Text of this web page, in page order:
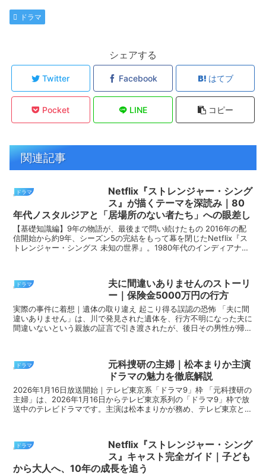
ドラマ
シェアする
Twitter Facebook はてブ
Pocket LINE コピー
関連記事
ドラマ
Netflix『ストレンジャー・シング
ス』が描くテーマを深読み｜80
年代ノスタルジアと「居場所のない者たち」への眼差し
【基礎知識編】9年の物語が、最後まで問い続けたもの 2016年の配
信開始から約9年、シーズン5の完結をもって幕を閉じたNetflix『ス
トレンジャー・シングス 未知の世界』。1980年代のインディアナ州
ドラマ
夫に間違いありませんのストーリ
ー｜保険金5000万円の行方
実際の事件に着想｜遺体の取り違え 起こり得る誤認の恐怖 「夫に間
違いありません」は、川で発見された遺体を、行方不明になった夫に
間違いないという親族の証言で引き渡されたが、後日その男性が帰宅
ドラマ
元科捜研の主婦｜松本まりか主演
ドラマの魅力を徹底解説
2026年1月16日放送開始｜テレビ東京系「ドラマ9」枠 「元科捜研の
主婦」は、2026年1月16日からテレビ東京系列の「ドラマ9」枠で放
送中のテレビドラマです。主演は松本まりかが務め、テレビ東京と講
ドラマ
Netflix『ストレンジャー・シング
ス』キャスト完全ガイド｜子ども
から大人へ、10年の成長を追う